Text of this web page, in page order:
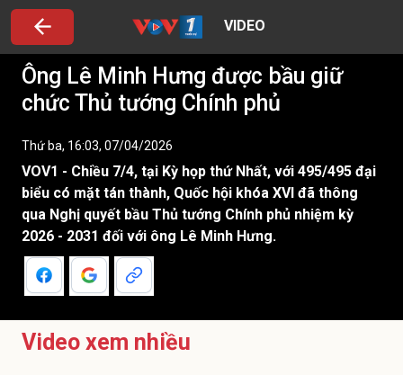
VIDEO
Ông Lê Minh Hưng được bầu giữ
chức Thủ tướng Chính phủ
Thứ ba, 16:03, 07/04/2026
VOV1 - Chiều 7/4, tại Kỳ họp thứ Nhất, với 495/495 đại
biểu có mặt tán thành, Quốc hội khóa XVI đã thông
qua Nghị quyết bầu Thủ tướng Chính phủ nhiệm kỳ
2026 - 2031 đối với ông Lê Minh Hưng.
Video xem nhiều